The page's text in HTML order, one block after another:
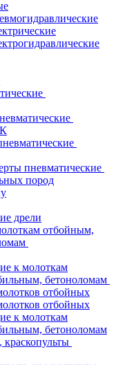
пневматические
пород
дрели
отбойным,
к молоткам
бетоноломам
отбойных
отбойных
к молоткам
бетоноломам